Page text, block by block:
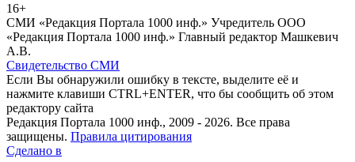
16+
СМИ «Редакция Портала 1000 инф.» Учредитель ООО
«Редакция Портала 1000 инф.» Главный редактор Машкевич
А.В.
Свидетельство СМИ
Если Вы обнаружили ошибку в тексте, выделите её и
нажмите клавиши CTRL+ENTER, что бы сообщить об этом
редактору сайта
Редакция Портала 1000 инф., 2009 - 2026. Все права
защищены. Правила цитирования
Сделано в